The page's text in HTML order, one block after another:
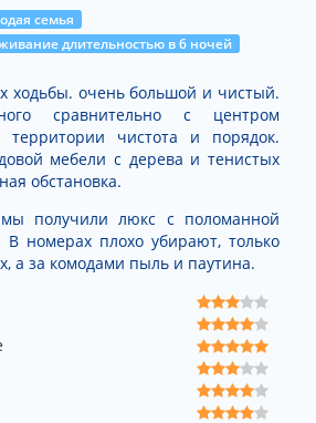
два ночных клуба, аттракционы,
и т.д. К услугам отдыхающих
от данной базы отдыха
в Украине. Рядом с ним
«Кирриловка».
отдыха хорошо освещена в
которую предоставляет
бесплатная.
базы, которая находится между
полезно для людей, страдающих
наполнят вашу жизнь
и конечно же, оставит
от летнего отдыха.
семья
длительностью в 6 ночей
ходьбы. очень большой и чистый.
сравнительно с центром
территории чистота и порядок.
мебели с дерева и тенистых
обстановка.
получили люкс с поломанной
номерах плохо убирают, только
а за комодами пыль и паутина.